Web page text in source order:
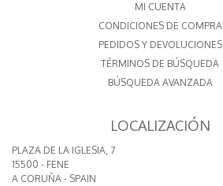
MI CUENTA
CONDICIONES DE COMPRA
PEDIDOS Y DEVOLUCIONES
TÉRMINOS DE BÚSQUEDA
BÚSQUEDA AVANZADA
LOCALIZACIÓN
PLAZA DE LA IGLESIA, 7
15500 - FENE
A CORUÑA - SPAIN